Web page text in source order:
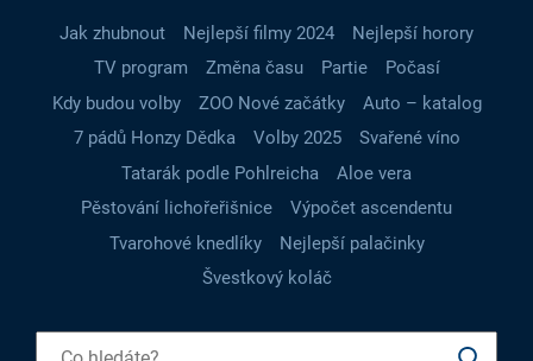
Jak zhubnout Nejlepší filmy 2024
Nejlepší horory
TV program
Změna času Partie
Počasí
Kdy budou volby
ZOO Nové začátky
Auto – katalog
7 pádů Honzy Dědka
Volby 2025
Svařené víno
Tatarák podle Pohlreicha
Aloe vera
Pěstování lichořeřišnice
Výpočet ascendentu
Tvarohové knedlíky
Nejlepší palačinky
Švestkový koláč